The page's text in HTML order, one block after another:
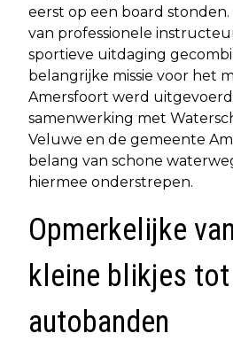
eerst op een board
van professionele
sportieve uitdaging
belangrijke missie voor het
Amersfoort werd
samenwerking met
Veluwe en de gemeente
belang van schone
hiermee onderstrepen.
Opmerkelijke
kleine blikjes tot
autobanden